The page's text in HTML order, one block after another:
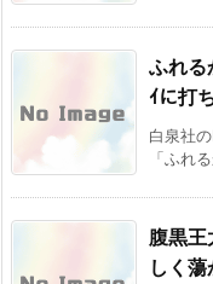
ふれる
ｲに打
白泉社
「ふれ
腹黒
しく